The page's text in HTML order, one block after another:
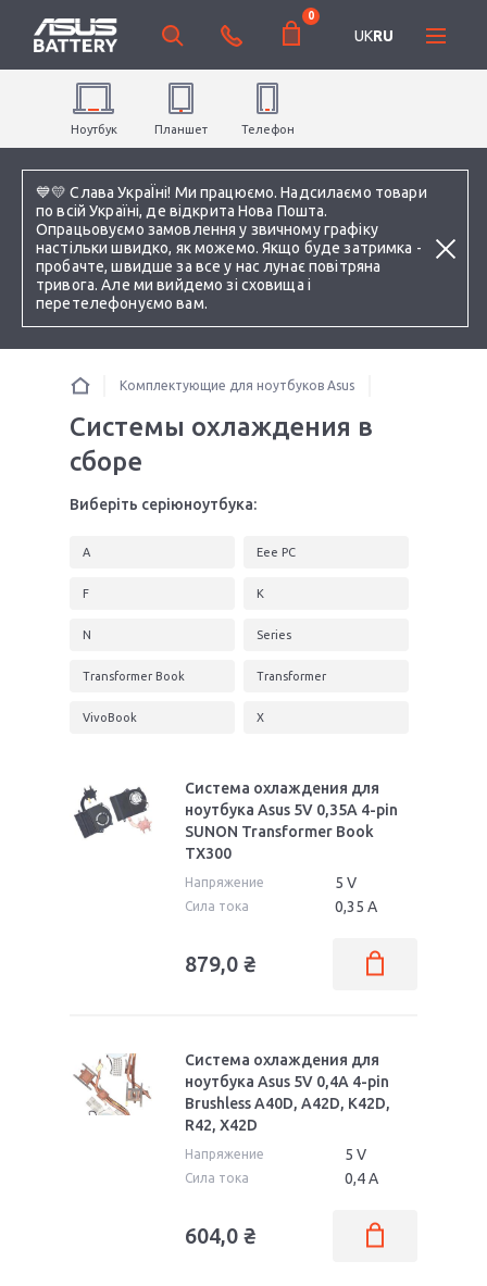
💙💛 Слава УкраЇні! Ми працюємо. Надсилаємо товари
по всій Україні, де відкрита Нова Пошта.
Опрацьовуємо замовлення у звичному графіку
настільки швидко, як можемо. Якщо буде затримка -
пробачте, швидше за все у нас лунає повітряна
тривога. Але ми вийдемо зі сховища і
перетелефонуємо вам.
0
UKRU
Ноутбук Планшет Телефон
Комплектующие для ноутбуков Asus
Системы охлаждения в
сборе
Виберіть серіюноутбука:
A Eee PC
F K
N Series
Transformer Book Transformer
VivoBook X
Система охлаждения для
ноутбука Asus 5V 0,35А 4-pin
SUNON Transformer Book
TX300
Напряжение 5 V
Сила тока 0,35 А
879,0 ₴
Система охлаждения для
ноутбука Asus 5V 0,4А 4-pin
Brushless A40D, A42D, K42D,
R42, X42D
Напряжение 5 V
Сила тока 0,4 А
604,0 ₴